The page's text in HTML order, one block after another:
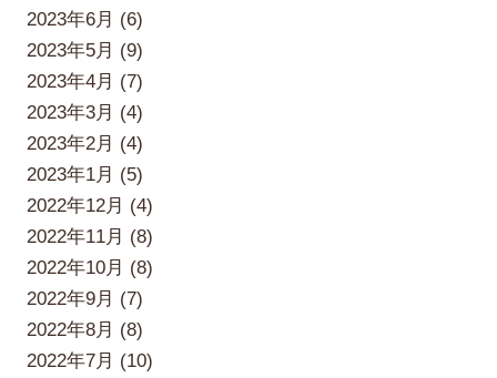
2023年6月 (6)
2023年5月 (9)
2023年4月 (7)
2023年3月 (4)
2023年2月 (4)
2023年1月 (5)
2022年12月 (4)
2022年11月 (8)
2022年10月 (8)
2022年9月 (7)
2022年8月 (8)
2022年7月 (10)